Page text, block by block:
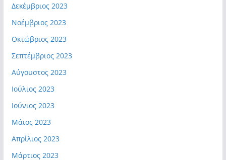
Δεκέμβριος 2023
Νοέμβριος 2023
Οκτώβριος 2023
Σεπτέμβριος 2023
Αύγουστος 2023
Ιούλιος 2023
Ιούνιος 2023
Μάιος 2023
Απρίλιος 2023
Μάρτιος 2023